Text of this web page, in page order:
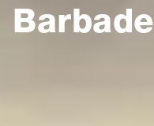
Barbade